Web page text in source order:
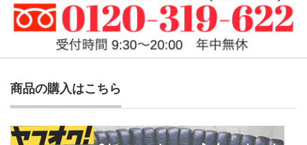
商品の購入はこちら